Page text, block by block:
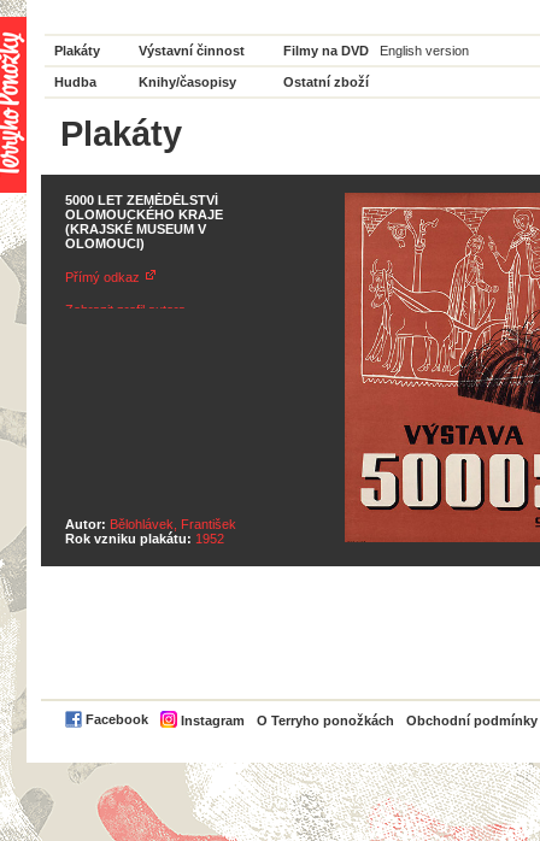
Plakáty Výstavní činnost Filmy na DVD English version
Hudba Knihy/časopisy Ostatní zboží
Plakáty
5000 LET ZEMĚDĚLSTVÍ
OLOMOUCKÉHO KRAJE
(KRAJSKÉ MUSEUM V
OLOMOUCI)
Přímý odkaz
Zobrazit profil autora
Autor: Bělohlávek, František
Rok vzniku plakátu: 1952
Facebook Instagram O Terryho ponožkách Obchodní podmínky
PayPal